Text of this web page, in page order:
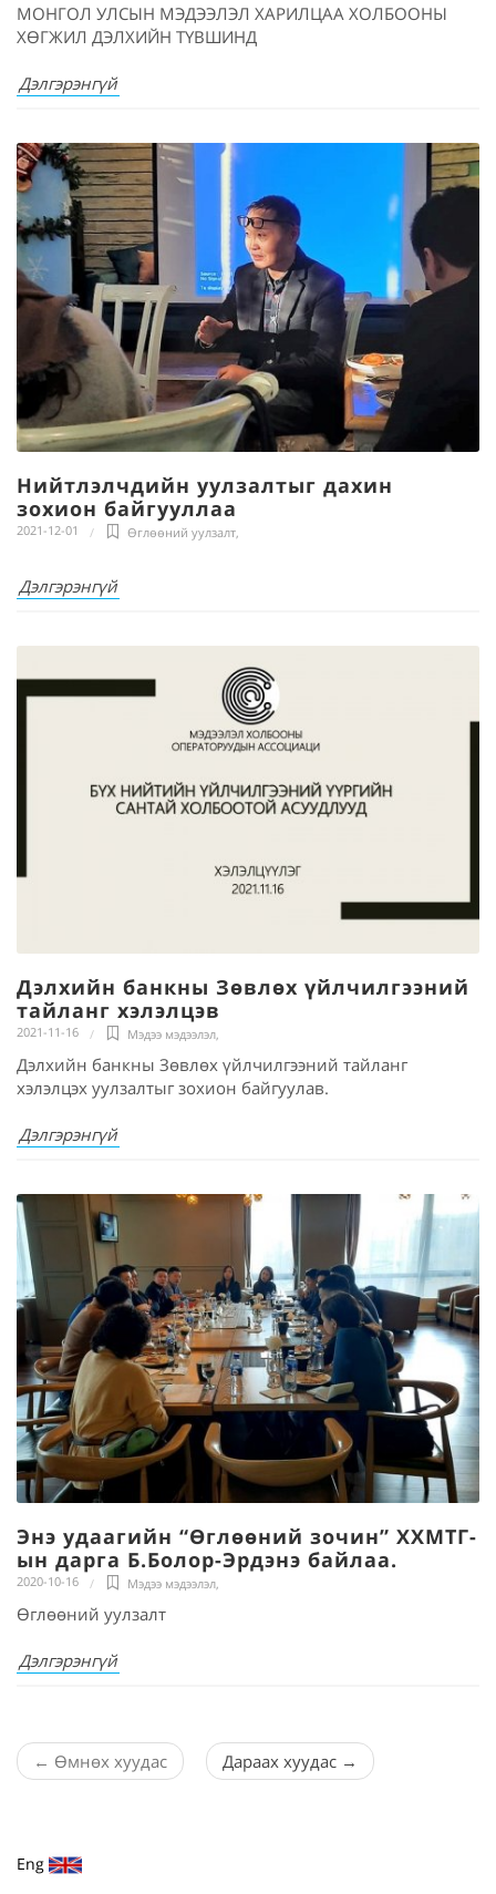
МОНГОЛ УЛСЫН МЭДЭЭЛЭЛ ХАРИЛЦАА ХОЛБООНЫ
ХӨГЖИЛ ДЭЛХИЙН ТҮВШИНД
Дэлгэрэнгүй
Нийтлэлчдийн уулзалтыг дахин
зохион байгууллаа
2021-12-01 Өглөөний уулзалт,
Дэлгэрэнгүй
Дэлхийн банкны Зөвлөх үйлчилгээний
тайланг хэлэлцэв
2021-11-16 Мэдээ мэдээлэл,
Дэлхийн банкны Зөвлөх үйлчилгээний тайланг
хэлэлцэх уулзалтыг зохион байгуулав.
Дэлгэрэнгүй
Энэ удаагийн “Өглөөний зочин” ХХМТГ-
ын дарга Б.Болор-Эрдэнэ байлаа.
2020-10-16 Мэдээ мэдээлэл,
Өглөөний уулзалт
Дэлгэрэнгүй
← Өмнөх хуудас Дараах хуудас →
Eng